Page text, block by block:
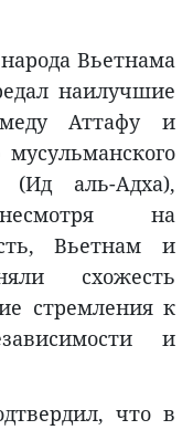
Вьетнама
наилучшие
Аттафу и
(Ид аль-Адха),
на
Вьетнам и
схожесть
стремления к
и
что в